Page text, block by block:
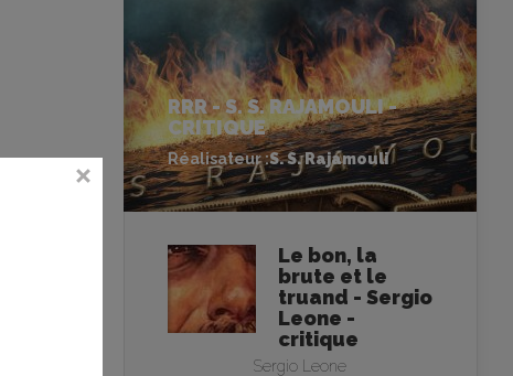
RRR - S. S. RAJAMOULI -
CRITIQUE
Réalisateur :S. S. Rajamouli
Le bon, la
brute et le
truand - Sergio
Leone -
critique
Sergio Leone